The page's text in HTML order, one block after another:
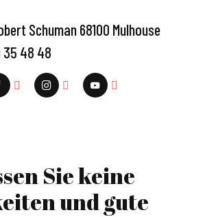
Schuman 68100 Mulhouse
35 48 48
Sie keine
und gute